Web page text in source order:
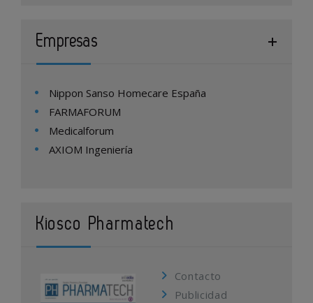
Empresas
Nippon Sanso Homecare España
FARMAFORUM
Medicalforum
AXIOM Ingeniería
Kiosco Pharmatech
Contacto
Publicidad